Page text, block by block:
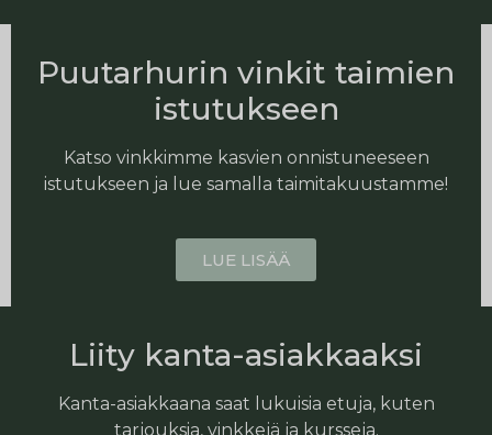
Puutarhurin vinkit taimien
istutukseen
Katso vinkkimme kasvien onnistuneeseen
istutukseen ja lue samalla taimitakuustamme!
LUE LISÄÄ
Liity kanta-asiakkaaksi
Kanta-asiakkaana saat lukuisia etuja, kuten
tarjouksia, vinkkejä ja kursseja.